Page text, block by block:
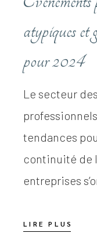
atypiques et
pour 2024
Le secteur
tendances
continuité de
entreprises
LIRE PLUS